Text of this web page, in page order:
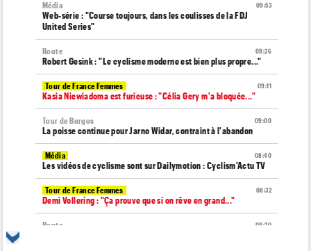
09:53
Média
Web-série : "Course toujours, dans les coulisses de la FDJ
United Series"
09:26
Route
Robert Gesink : "Le cyclisme moderne est bien plus propre..."
09:11
Tour de France Femmes
Kasia Niewiadoma est furieuse : "Célia Gery m'a bloquée..."
09:00
Tour de Burgos
La poisse continue pour Jarno Widar, contraint à l'abandon
08:40
Média
Les vidéos de cyclisme sont sur Dailymotion : Cyclism'Actu TV
08:32
Tour de France Femmes
Demi Vollering : "Ça prouve que si on rêve en grand..."
08:20
Route